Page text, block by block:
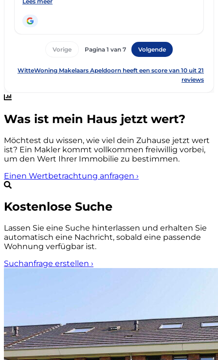
Was ist mein Haus jetzt wert?
Möchtest du wissen, wie viel dein Zuhause jetzt wert
ist? Ein Makler kommt vollkommen freiwillig vorbei,
um den Wert Ihrer Immobilie zu bestimmen.
Einen Wertbetrachtung anfragen ›
Kostenlose Suche
Lassen Sie eine Suche hinterlassen und erhalten Sie
automatisch eine Nachricht, sobald eine passende
Wohnung verfügbar ist.
Suchanfrage erstellen ›